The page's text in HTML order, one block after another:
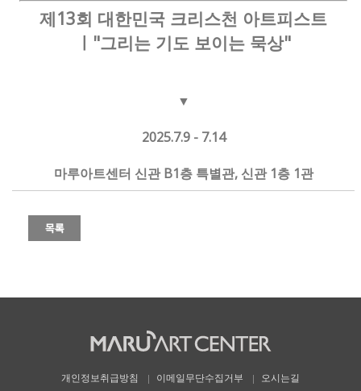
제13회 대한민국 크리스천 아트피스트
ㅣ"그리는 기도 보이는 묵상"
▼
2025.7.9 - 7.14
마루아트센터 신관 B1층 특별관, 신관 1층 1관
개인정보취급방침 이메일무단수집거부 오시는길